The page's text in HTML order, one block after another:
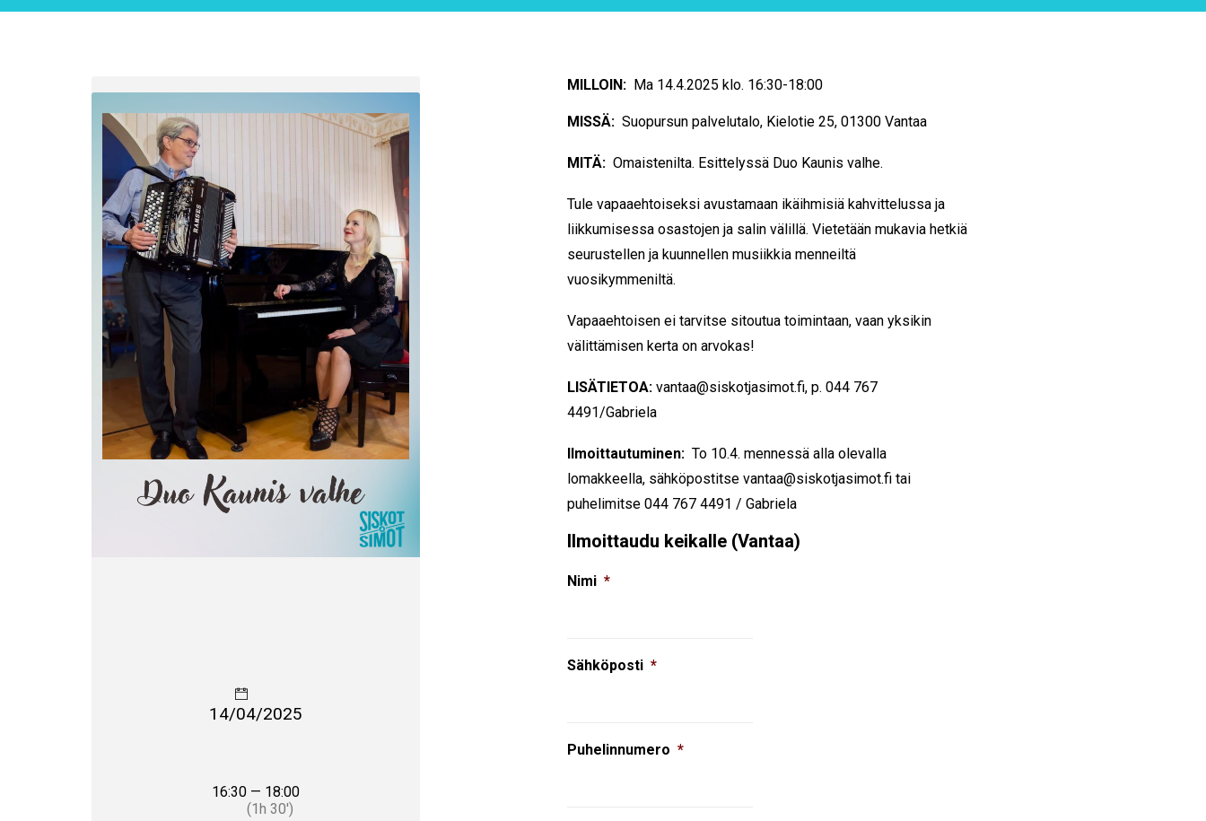
MILLOIN: Ma 14.4.2025 klo. 16:30-18:00
MISSÄ: Suopursun palvelutalo, Kielotie 25, 01300 Vantaa
MITÄ: Omaistenilta. Esittelyssä Duo Kaunis valhe.
Tule vapaaehtoiseksi avustamaan ikäihmisiä kahvittelussa ja
liikkumisessa osastojen ja salin välillä. Vietetään mukavia hetkiä
seurustellen ja kuunnellen musiikkia menneiltä
vuosikymmeniltä.
Vapaaehtoisen ei tarvitse sitoutua toimintaan, vaan yksikin
välittämisen kerta on arvokas!
LISÄTIETOA: vantaa@siskotjasimot.fi, p. 044 767
4491/Gabriela
Ilmoittautuminen: To 10.4. mennessä alla olevalla
lomakkeella, sähköpostitse vantaa@siskotjasimot.fi tai
puhelimitse 044 767 4491 / Gabriela
Ilmoittaudu keikalle (Vantaa)
Nimi *
Sähköposti *
Puhelinnumero *
14/04/2025
16:30 — 18:00
(1h 30′)